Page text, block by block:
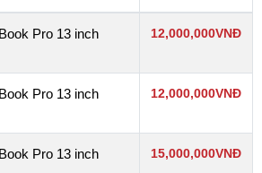
Pro 13 inch
12,000,000VNĐ
Pro 13 inch
12,000,000VNĐ
Pro 13 inch
15,000,000VNĐ